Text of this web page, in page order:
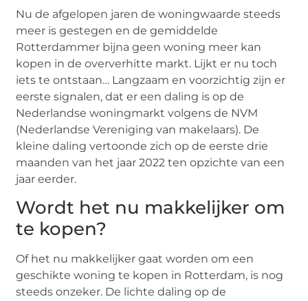
Nu de afgelopen jaren de woningwaarde steeds
meer is gestegen en de gemiddelde
Rotterdammer bijna geen woning meer kan
kopen in de oververhitte markt. Lijkt er nu toch
iets te ontstaan… Langzaam en voorzichtig zijn er
eerste signalen, dat er een daling is op de
Nederlandse woningmarkt volgens de NVM
(Nederlandse Vereniging van makelaars). De
kleine daling vertoonde zich op de eerste drie
maanden van het jaar 2022 ten opzichte van een
jaar eerder.
Wordt het nu makkelijker om
te kopen?
Of het nu makkelijker gaat worden om een
geschikte woning te kopen in Rotterdam, is nog
steeds onzeker. De lichte daling op de